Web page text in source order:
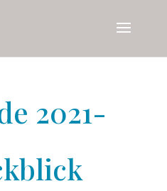
2021-